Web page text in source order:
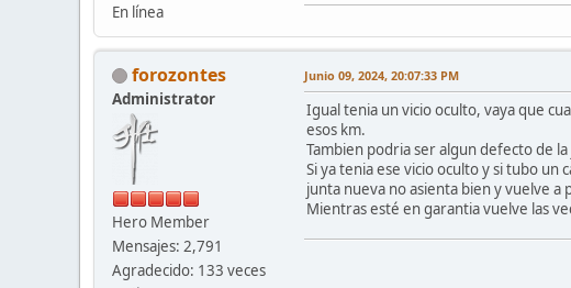
En línea
forozontes
Administrator
Hero Member
Mensajes: 2,791
Agradecido: 133 veces
Junio 09, 2024, 20:07:33 PM
Igual tenia un vicio oculto, vaya que
esos km.
Tambien podria ser algun defecto de
Si ya tenia ese vicio oculto y si tubo
junta nueva no asienta bien y vuelve
Mientras esté en garantia vuelve las